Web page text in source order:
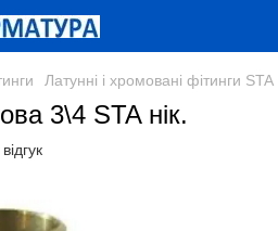
Латунні і хромовані фітинги STA
3\4 STA нік.